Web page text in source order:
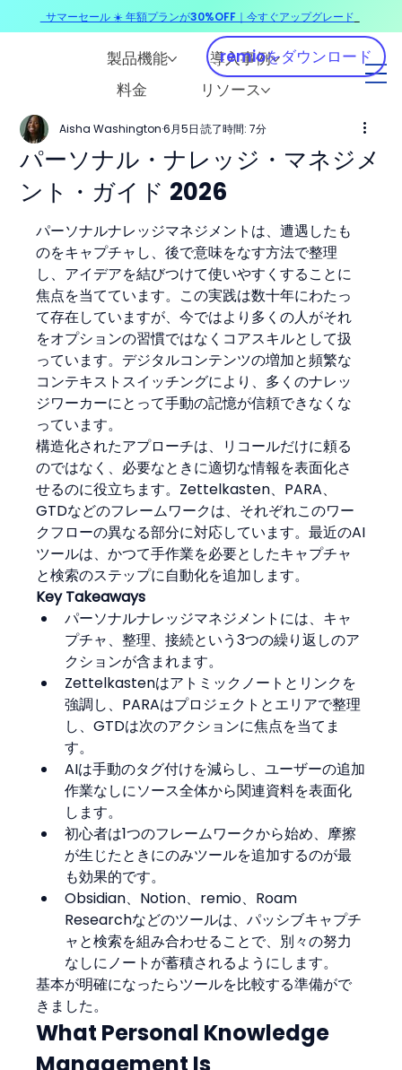
製品機能
導入事例
料金
リソース
remioをダウンロード
パーソナル・ナレッジ・マネジメ
ント・ガイド 2026
Aisha Washington 6月5日 読了時間: 7分
パーソナルナレッジマネジメントは、遭遇したも
のをキャプチャし、後で意味をなす方法で整理
し、アイデアを結びつけて使いやすくすることに
焦点を当てています。この実践は数十年にわたっ
て存在していますが、今ではより多くの人がそれ
をオプションの習慣ではなくコアスキルとして扱
っています。デジタルコンテンツの増加と頻繁な
コンテキストスイッチングにより、多くのナレッ
ジワーカーにとって手動の記憶が信頼できなくな
っています。
構造化されたアプローチは、リコールだけに頼る
のではなく、必要なときに適切な情報を表面化さ
せるのに役立ちます。Zettelkasten、PARA、
GTDなどのフレームワークは、それぞれこのワー
クフローの異なる部分に対応しています。最近のAI
ツールは、かつて手作業を必要としたキャプチャ
と検索のステップに自動化を追加します。
Key Takeaways
パーソナルナレッジマネジメントには、キャ
プチャ、整理、接続という3つの繰り返しのア
クションが含まれます。
Zettelkastenはアトミックノートとリンクを
強調し、PARAはプロジェクトとエリアで整理
し、GTDは次のアクションに焦点を当てま
す。
AIは手動のタグ付けを減らし、ユーザーの追加
作業なしにソース全体から関連資料を表面化
します。
初心者は1つのフレームワークから始め、摩擦
が生じたときにのみツールを追加するのが最
も効果的です。
Obsidian、Notion、remio、Roam
Researchなどのツールは、パッシブキャプチ
ャと検索を組み合わせることで、別々の努力
なしにノートが蓄積されるようにします。
基本が明確になったらツールを比較する準備がで
きました。
What Personal Knowledge
Management Is
サマーセール ☀️ 年額プランが30%OFF｜今すぐアップグレード